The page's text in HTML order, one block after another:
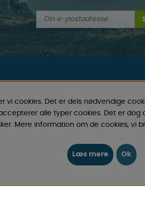
HVAD
COOKIES
FYSISK
tilbehør gennem årene,
og tilbehør til disse
camping & fritid til gode
vi cookies. Det er dels nødvendige
alle typer cookies. Det er
Mere information om de cookies, vi
Læs mere Ok